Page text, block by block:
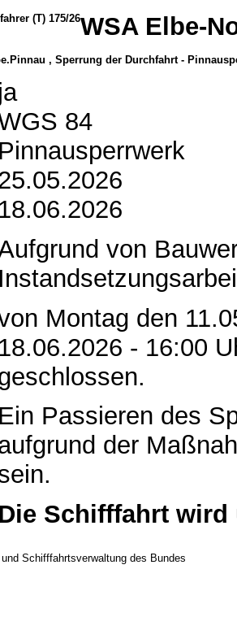
(T) 175/26WSA Elbe-
, Sperrung der Durchfahrt -
ja
84
Pinnausperrwerk
18.06.2026
von
Montag den
18.06.2026 - 16:00
Ein Passieren des
der
Die Schifffahrt wird
Schifffahrtsverwaltung des Bundes